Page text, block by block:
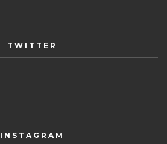
TWITTER
INSTAGRAM